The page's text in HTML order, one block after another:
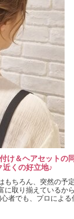
け＆ヘアセットの
くの好立地♪
もちろん、突然の予
取り揃えているか
者でも、プロによる